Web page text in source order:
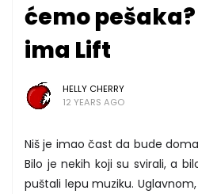
ćemo
ima Lift
HELLY CHERRY
12 YEARS AGO
Niš je imao čast da bude
Bilo je nekih koji su svirali, a
puštali lepu muziku.